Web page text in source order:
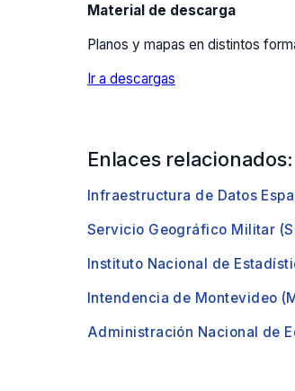
Material de descarga
Planos y mapas en distintos
Ir a descargas
Enlaces relacionados:
Infraestructura de Datos
Servicio Geográfico Militar
Instituto Nacional de
Intendencia de Montevideo
Administración Nacional de